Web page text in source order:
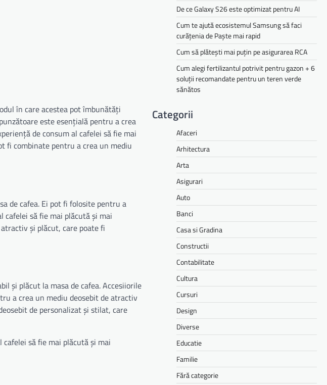
în care acestea pot îmbunătăți
este esențială pentru a crea
de consum al cafelei să fie mai
fi combinate pentru a crea un mediu
de cafea. Ei pot fi folosite pentru a
cafelei să fie mai plăcută și mai
și plăcut, care poate fi
și plăcut la masa de cafea. Accesiiorile
a crea un mediu deosebit de atractiv
de personalizat și stilat, care
să fie mai plăcută și mai
De ce Galaxy S26 este optimizat pentru AI
Cum te ajută ecosistemul Samsung să faci
curățenia de Paște mai rapid
Cum să plătești mai puțin pe asigurarea RCA
Cum alegi fertilizantul potrivit pentru gazon + 6
soluții recomandate pentru un teren verde
sănătos
Categorii
Afaceri
Arhitectura
Arta
Asigurari
Auto
Banci
Casa si Gradina
Constructii
Contabilitate
Cultura
Cursuri
Design
Diverse
Educatie
Familie
Fără categorie